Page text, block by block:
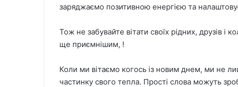
заряджаємо позитивною енергією та
Тож не забувайте вітати своїх рідних, друзів
ще приємнішим, !
Коли ми вітаємо когось із новим днем, ми не
частинку свого тепла. Прості слова можуть